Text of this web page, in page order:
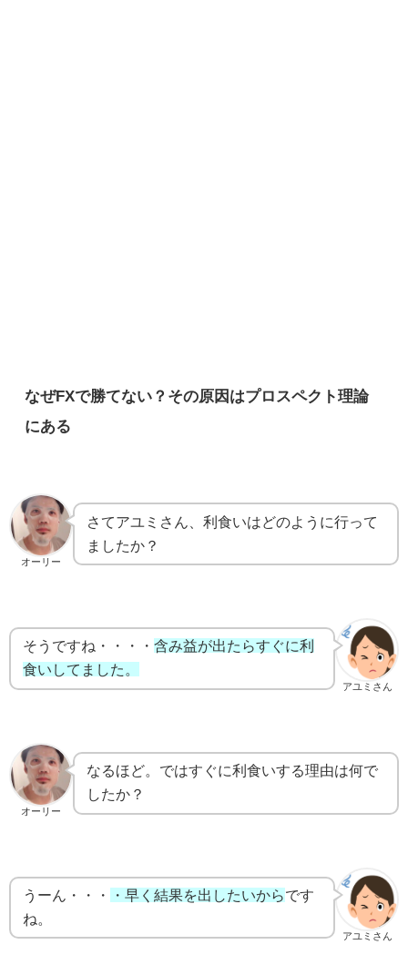
なぜFXで勝てない？その原因はプロスペクト理論
にある
オーリー
さてアユミさん、利食いはどのように行って
ましたか？
アユミさん
そうですね・・・・ 含み益が出たらすぐに利
食いしてました。
オーリー
なるほど。ではすぐに利食いする理由は何で
したか？
アユミさん
うーん・・・ ・早く結果を出したいからです
ね。